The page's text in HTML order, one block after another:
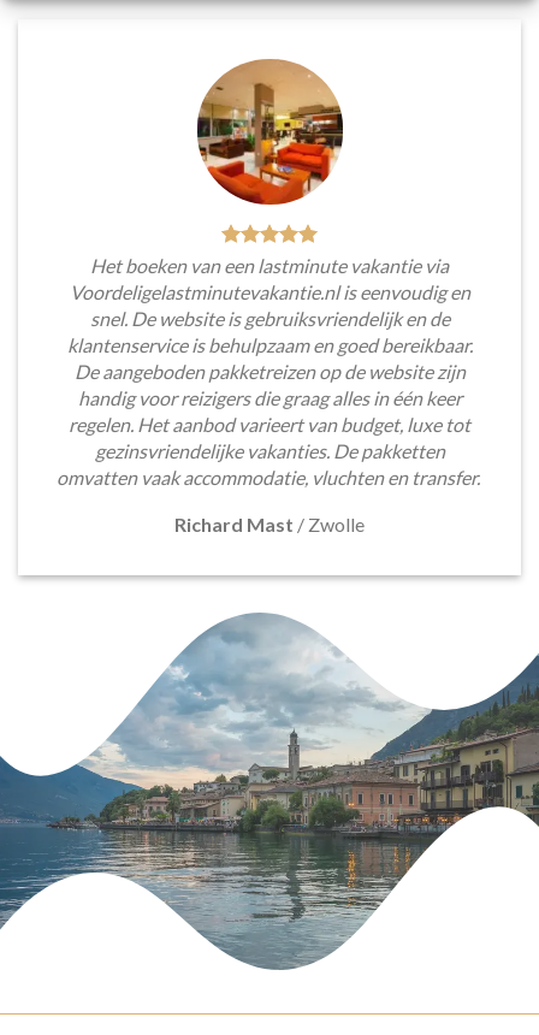
Het boeken van een lastminute vakantie via
Voordeligelastminutevakantie.nl is eenvoudig en
snel. De website is gebruiksvriendelijk en de
klantenservice is behulpzaam en goed bereikbaar.
De aangeboden pakketreizen op de website zijn
handig voor reizigers die graag alles in één keer
regelen. Het aanbod varieert van budget, luxe tot
gezinsvriendelijke vakanties. De pakketten
omvatten vaak accommodatie, vluchten en transfer.
Richard Mast / Zwolle